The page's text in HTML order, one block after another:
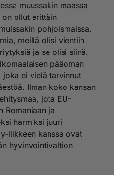
muussakin maassa
on ollut erittäin
pohjoismaissa.
meillä olisi vientiin
ja se olisi siinä.
pääoman
joka ei vielä tarvinnut
Ilman koko kansan
jota EU-
Romaniaan ja
harmiksi juuri
liikkeen kanssa ovat
hyvinvointivaltion